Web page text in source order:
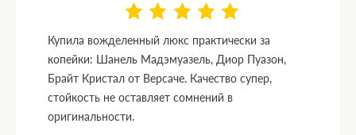
Купила вожделенный люкс практически за
копейки: Шанель Мадэмуазель, Диор Пуазон,
Брайт Кристал от Версаче. Качество супер,
стойкость не оставляет сомнений в
оригинальности.